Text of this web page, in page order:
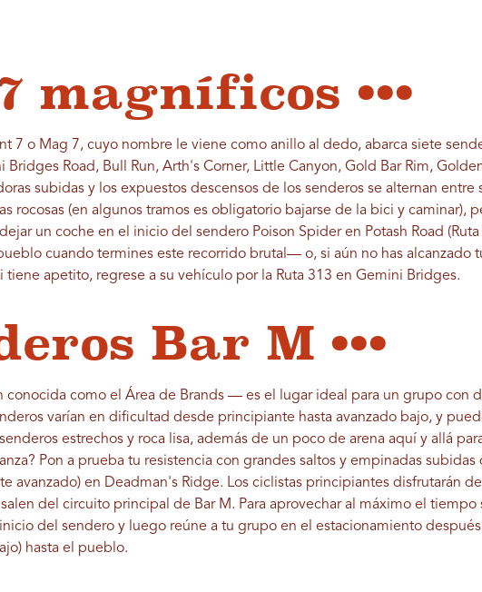
magníficos •••
7 o Mag 7, cuyo nombre le viene como anillo al dedo, abarca siete
Bridges Road, Bull Run, Arth's Corner, Little Canyon, Gold Bar Rim,
subidas y los expuestos descensos de los senderos se alternan entre
rocosas (en algunos tramos es obligatorio bajarse de la bici y caminar),
un coche en el inicio del sendero Poison Spider en Potash Road
cuando termines este recorrido brutal— o, si aún no has alcanzado
tiene apetito, regrese a su vehículo por la Ruta 313 en Gemini Bridges.
Bar M •••
como el Área de Brands — es el lugar ideal para un grupo con
varían en dificultad desde principiante hasta avanzado bajo, y
estrechos y roca lisa, además de un poco de arena aquí y allá
Pon a prueba tu resistencia con grandes saltos y empinadas subidas
avanzado) en Deadman's Ridge. Los ciclistas principiantes disfrutarán
del circuito principal de Bar M. Para aprovechar al máximo el
del sendero y luego reúne a tu grupo en el estacionamiento
hasta el pueblo.